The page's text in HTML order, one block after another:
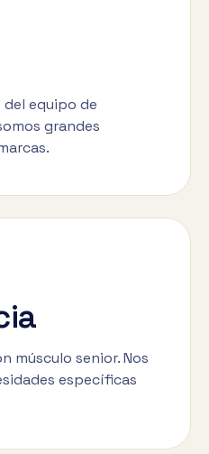
equipo de
grandes
músculo senior. Nos
específicas